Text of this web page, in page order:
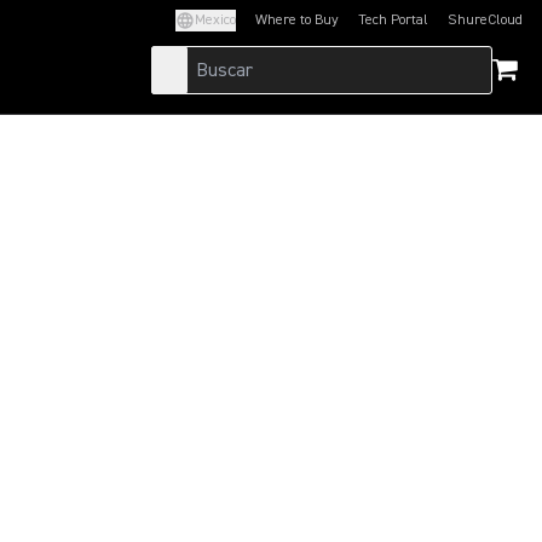
Mexico Where to Buy Tech Portal
(Opens in a new tab)ShureCloud
(Opens in a new